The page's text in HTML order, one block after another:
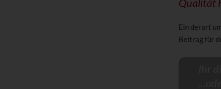
Qualität
Ein derart
Beitrag für